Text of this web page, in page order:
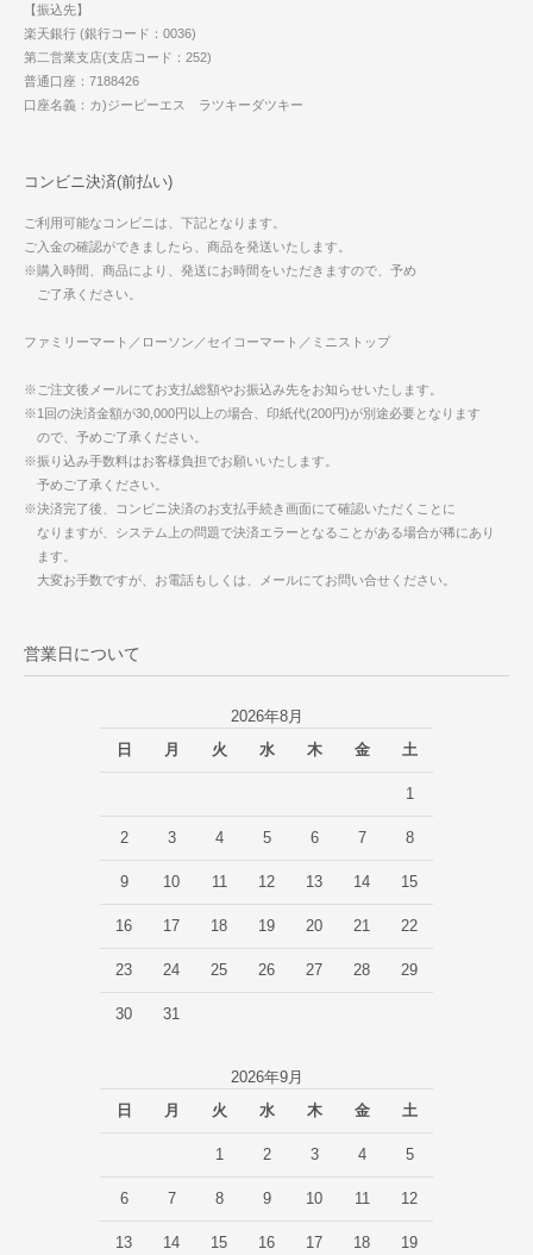
【振込先】
楽天銀行 (銀行コード：0036)
第二営業支店(支店コード：252)
普通口座：7188426
口座名義：カ)ジーピーエス ラツキーダツキー
コンビニ決済(前払い)
ご利用可能なコンビニは、下記となります。
ご入金の確認ができましたら、商品を発送いたします。
※購入時間、商品により、発送にお時間をいただきますので、予め
ご了承ください。
ファミリーマート／ローソン／セイコーマート／ミニストップ
※ご注文後メールにてお支払総額やお振込み先をお知らせいたします。
※1回の決済金額が30,000円以上の場合、印紙代(200円)が別途必要となります
ので、予めご了承ください。
※振り込み手数料はお客様負担でお願いいたします。
予めご了承ください。
※決済完了後、コンビニ決済のお支払手続き画面にて確認いただくことに
なりますが、システム上の問題で決済エラーとなることがある場合が稀にあり
ます。
大変お手数ですが、お電話もしくは、メールにてお問い合せください。
営業日について
2026年8月
日
月 火 水 木 金 土
1
2 3 4 5 6 7 8
9 10 11 12 13 14 15
16 17 18 19 20 21 22
23 24 25 26 27 28 29
30 31
2026年9月
日
月 火 水 木 金 土
1 2 3 4 5
6 7 8 9 10 11 12
13 14 15 16 17 18 19